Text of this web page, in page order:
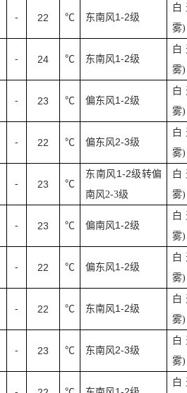
- 22 ℃ 东南风 1-2级
白
雾)
- 24 ℃ 东南风 1-2级
白
雾)
- 23 ℃ 偏东风 1-2级
白
雾)
- 22 ℃ 偏东风 2-3级
白
雾)
- 23 ℃
东南风 1-2级转偏
南风 2-3级
白
雾)
- 23 ℃ 偏南风 1-2级
白
雾)
- 22 ℃ 偏东风 1-2级
白
雾)
- 22 ℃ 东南风 1-2级
白
雾)
- 23 ℃ 东南风 2-3级
白
雾)
白